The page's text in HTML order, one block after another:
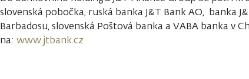
slovenská pobočka, ruská banka J&T Bank AO, banka
Barbadosu, slovenská Poštová banka a VABA banka v
na: www.jtbank.cz